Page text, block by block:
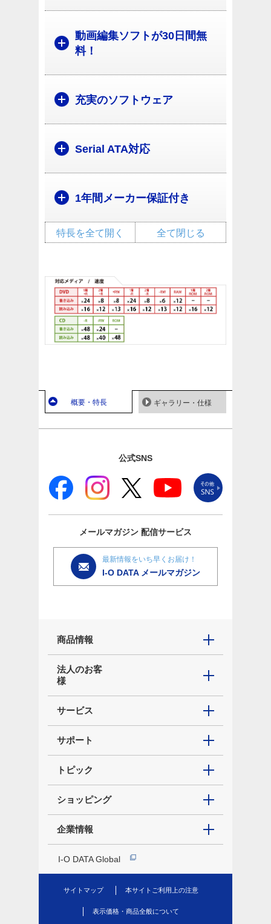
動画編集ソフトが30日間無
料！
充実のソフトウェア
Serial ATA対応
1年間メーカー保証付き
全て閉じる
特長を全て開く
概要・特長 ギャラリー・仕様
公式SNS
メールマガジン 配信サービス
最新情報をいち早くお届け！
I-O DATA メールマガジン
商品情報
法人のお客
様
サービス
サポート
トピック
ショッピング
企業情報
I-O DATA Global
サイトマップ 本サイトご利用上の注意
表示価格・商品全般について